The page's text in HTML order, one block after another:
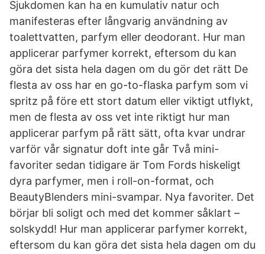
Sjukdomen kan ha en kumulativ natur och
manifesteras efter långvarig användning av
toalettvatten, parfym eller deodorant. Hur man
applicerar parfymer korrekt, eftersom du kan
göra det sista hela dagen om du gör det rätt De
flesta av oss har en go-to-flaska parfym som vi
spritz på före ett stort datum eller viktigt utflykt,
men de flesta av oss vet inte riktigt hur man
applicerar parfym på rätt sätt, ofta kvar undrar
varför vår signatur doft inte går Två mini-
favoriter sedan tidigare är Tom Fords hiskeligt
dyra parfymer, men i roll-on-format, och
BeautyBlenders mini-svampar. Nya favoriter. Det
börjar bli soligt och med det kommer såklart –
solskydd! Hur man applicerar parfymer korrekt,
eftersom du kan göra det sista hela dagen om du